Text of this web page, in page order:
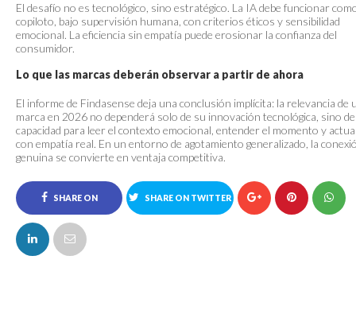
El desafío no es tecnológico, sino estratégico. La IA debe funcionar
copiloto, bajo supervisión humana, con criterios éticos y sensibilidad
emocional. La eficiencia sin empatía puede erosionar la confianza del
consumidor.
Lo que las marcas deberán observar a partir de ahora
El informe de Findasense deja una conclusión implícita: la relevancia de
marca en 2026 no dependerá solo de su innovación tecnológica, sino
capacidad para leer el contexto emocional, entender el momento y
con empatía real. En un entorno de agotamiento generalizado, la
genuina se convierte en ventaja competitiva.
SHARE ON
FACEBOOK
SHARE ON TWITTER